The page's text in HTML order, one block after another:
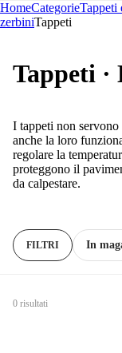
HomeCategorieTappeti
zerbiniTappeti
Tappeti ·
I tappeti non servono
anche la loro
regolare la
proteggono il
da calpestare.
FILTRI In
0 risultati